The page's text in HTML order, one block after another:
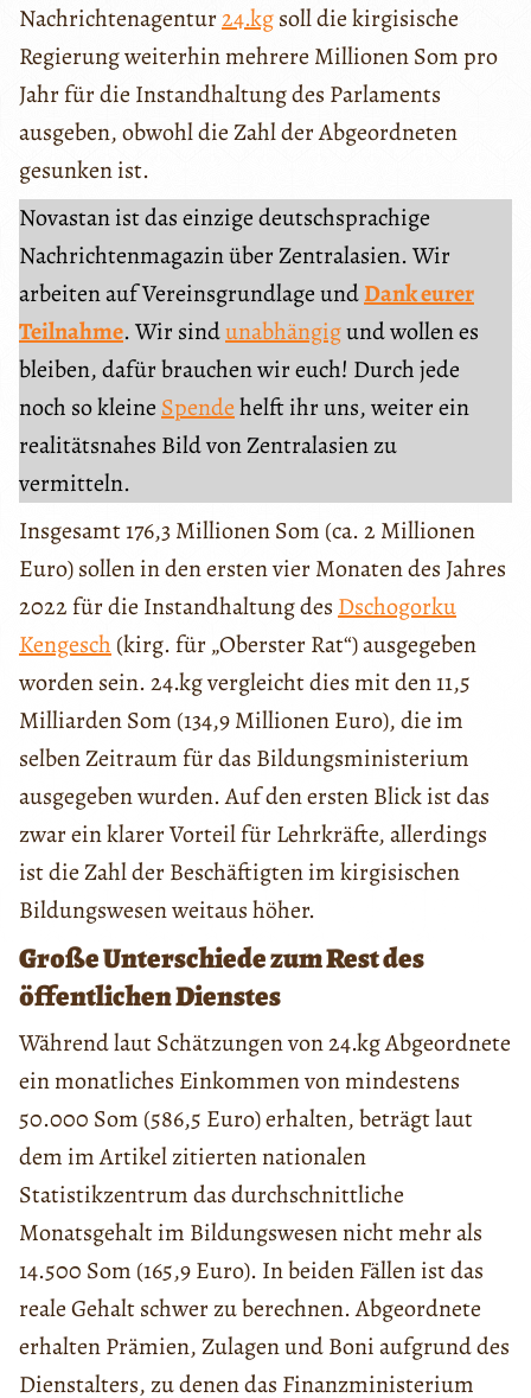
Nachrichtenagentur24.kgsoll die kirgisische
Regierung weiterhin mehrere Millionen Som pro
Jahr für die Instandhaltung des Parlaments
ausgeben, obwohl die Zahl der Abgeordneten
gesunken ist.
Novastan ist das einzige deutschsprachige
Nachrichtenmagazin über Zentralasien. Wir
arbeiten auf Vereinsgrundlage undDank eurer
Teilnahme. Wir sindunabhängigund wollen es
bleiben, dafür brauchen wir euch! Durch jede
noch so kleine Spendehelft ihr uns, weiter ein
realitätsnahes Bild von Zentralasien zu
vermitteln.
Insgesamt 176,3 Millionen Som (ca. 2 Millionen
Euro) sollen in den ersten vier Monaten des Jahres
2022 für die Instandhaltung des Dschogorku
Kengesch (kirg. für „Oberster Rat“) ausgegeben
worden sein. 24.kg vergleicht dies mit den 11,5
Milliarden Som (134,9 Millionen Euro), die im
selben Zeitraum für das Bildungsministerium
ausgegeben wurden. Auf den ersten Blick ist das
zwar ein klarer Vorteil für Lehrkräfte, allerdings
ist die Zahl der Beschäftigten im kirgisischen
Bildungswesen weitaus höher.
Große Unterschiede zum Rest des
öffentlichen Dienstes
Während laut Schätzungen von 24.kg Abgeordnete
ein monatliches Einkommen von mindestens
50.000 Som (586,5 Euro) erhalten, beträgt laut
dem im Artikel zitierten nationalen
Statistikzentrum das durchschnittliche
Monatsgehalt im Bildungswesen nicht mehr als
14.500 Som (165,9 Euro). In beiden Fällen ist das
reale Gehalt schwer zu berechnen. Abgeordnete
erhalten Prämien, Zulagen und Boni aufgrund des
Dienstalters, zu denen das Finanzministerium